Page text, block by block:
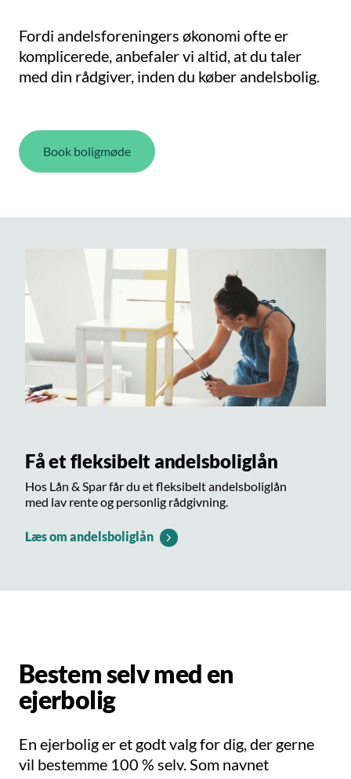
Fordi andelsforeningers økonomi ofte er
komplicerede, anbefaler vi altid, at du taler
med din rådgiver, inden du køber andelsbolig.
Book boligmøde
Få et fleksibelt andelsboliglån
Hos Lån & Spar får du et fleksibelt andelsboliglån
med lav rente og personlig rådgivning.
Læs om andelsboliglån
Bestem selv med en
ejerbolig
En ejerbolig er et godt valg for dig, der gerne
vil bestemme 100 % selv. Som navnet